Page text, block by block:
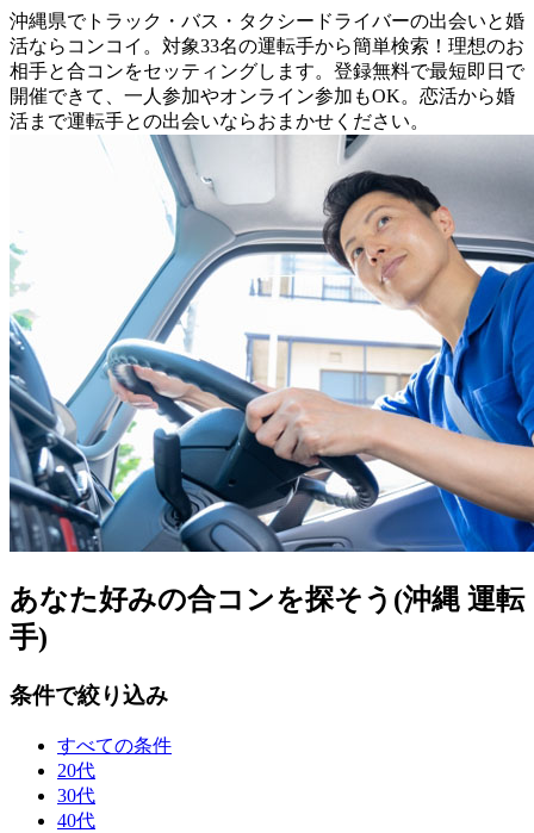
沖縄県でトラック・バス・タクシードライバーの出会いと婚
活ならコンコイ。対象33名の運転手から簡単検索！理想のお
相手と合コンをセッティングします。登録無料で最短即日で
開催できて、一人参加やオンライン参加もOK。恋活から婚
活まで運転手との出会いならおまかせください。
あなた好みの合コンを探そう(沖縄 運転
手)
条件で絞り込み
すべての条件
20代
30代
40代